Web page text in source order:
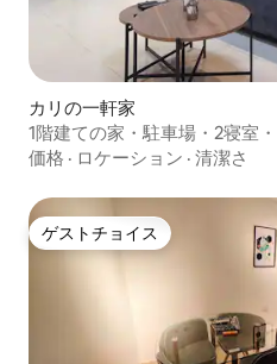
カリの一軒家
1階建ての家・駐車場・2寝室
価格 · ロケーション · 清潔さ
ゲストチョイス
ゲストチョイス